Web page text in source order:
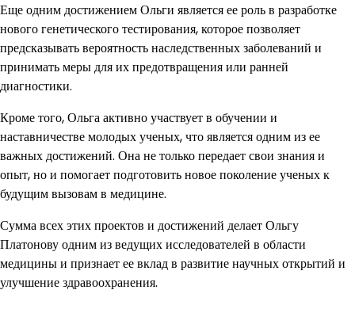
Еще одним достижением Ольги является ее роль в разработке
нового генетического тестирования, которое позволяет
предсказывать вероятность наследственных заболеваний и
принимать меры для их предотвращения или ранней
диагностики.
Кроме того, Ольга активно участвует в обучении и
наставничестве молодых ученых, что является одним из ее
важных достижений. Она не только передает свои знания и
опыт, но и помогает подготовить новое поколение ученых к
будущим вызовам в медицине.
Сумма всех этих проектов и достижений делает Ольгу
Платонову одним из ведущих исследователей в области
медицины и признает ее вклад в развитие научных открытий и
улучшение здравоохранения.